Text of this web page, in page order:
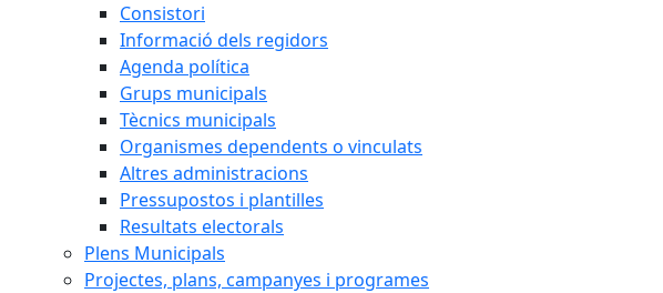
Consistori
Informació dels regidors
Agenda política
Grups municipals
Tècnics municipals
Organismes dependents o vinculats
Altres administracions
Pressupostos i plantilles
Resultats electorals
Plens Municipals
Projectes, plans, campanyes i programes